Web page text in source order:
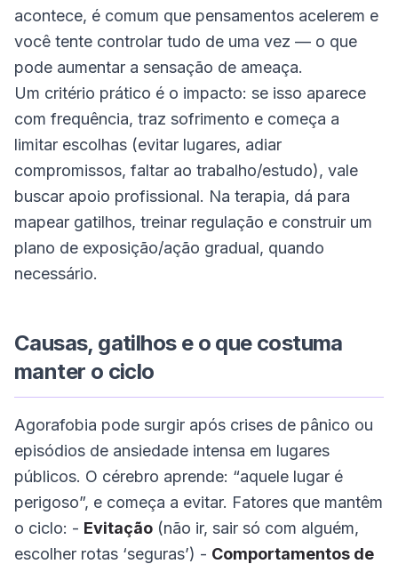
acontece, é comum que pensamentos acelerem e
você tente controlar tudo de uma vez — o que
pode aumentar a sensação de ameaça.
Um critério prático é o impacto: se isso aparece
com frequência, traz sofrimento e começa a
limitar escolhas (evitar lugares, adiar
compromissos, faltar ao trabalho/estudo), vale
buscar apoio profissional. Na terapia, dá para
mapear gatilhos, treinar regulação e construir um
plano de exposição/ação gradual, quando
necessário.
Causas, gatilhos e o que costuma
manter o ciclo
Agorafobia pode surgir após crises de pânico ou
episódios de ansiedade intensa em lugares
públicos. O cérebro aprende: “aquele lugar é
perigoso”, e começa a evitar. Fatores que mantêm
o ciclo: - Evitação (não ir, sair só com alguém,
escolher rotas ‘seguras’) - Comportamentos de